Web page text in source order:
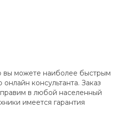
вы можете наиболее быстрым
консультанта. Заказ
в любой населенный
имеется гарантия